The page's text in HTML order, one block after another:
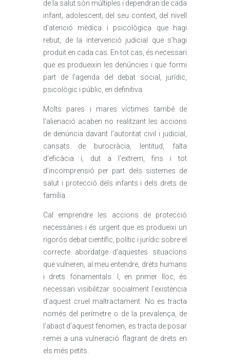
de la salut són múltiples i dependran de cada
infant, adolescent, del seu context, del nivell
d’atenció mèdica i psicològica que hagi
rebut, de la intervenció judicial que s’hagi
produït en cada cas. En tot cas, és necessari
que es produeixin les denúncies i que formi
part de l’agenda del debat social, jurídic,
psicològic i públic, en definitiva.
Molts pares i mares víctimes també de
l’alienació acaben no realitzant les accions
de denúncia davant l’autoritat civil i judicial,
cansats de burocràcia, lentitud, falta
d’eficàcia i, dut a l’extrem, fins i tot
d’incomprensió per part dels sistemes de
salut i protecció dels infants i dels drets de
família.
Cal emprendre les accions de protecció
necessàries i és urgent que es produeixi un
rigorós debat científic, polític i jurídic sobre el
correcte abordatge d’aquestes situacions
que vulneren, al meu entendre, drets humans
i drets fonamentals. I, en primer lloc, és
necessari visibilitzar socialment l’existència
d’aquest cruel maltractament. No es tracta
només del perímetre o de la prevalença, de
l’abast d’aquest fenomen, es tracta de posar
remei a una vulneració flagrant de drets en
els més petits.